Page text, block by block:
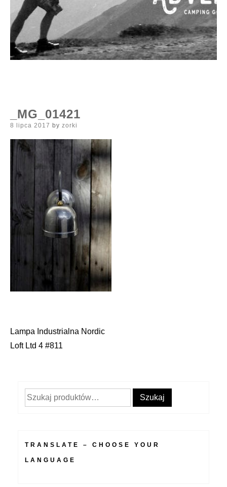
_MG_01421
Posted
8 lipca 2017 by zorki
Nawigacja
Lampa Industrialna Nordic
Loft Ltd 4 #811
Szukaj: Szukaj
TRANSLATE – CHOOSE YOUR
LANGUAGE